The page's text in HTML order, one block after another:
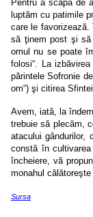
Pentru a scăpa de
luptăm cu patimile
care le favorizează.
să ţinem post şi să
omul nu se poate
folosi“. La
părintele Sofronie
om“) şi citirea
Avem, iată, la
trebuie să plecăm,
atacului gândurilor,
constă în
încheiere, vă
monahul
Sursa